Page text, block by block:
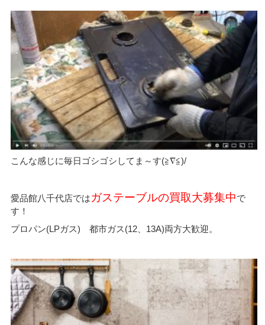
こんな感じに毎日ゴシゴシしてま～す(≧∇≦)/
愛品館八千代店ではガステーブルの買取大募集中で
す！
プロパン(LPガス) 都市ガス(12、13A)両方大歓迎。